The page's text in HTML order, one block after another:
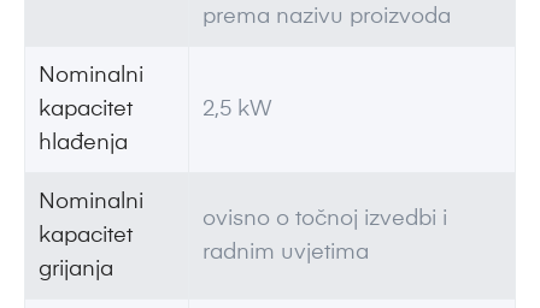
prema nazivu proizvoda
Nominalni
kapacitet
hlađenja
2,5 kW
Nominalni
kapacitet
grijanja
ovisno o točnoj izvedbi i
radnim uvjetima